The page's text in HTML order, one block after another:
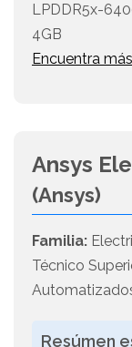
LPDDR5x-
4GB
Encuentra
Ansys
(Ansys)
Familia:
Técnico
Resúmen